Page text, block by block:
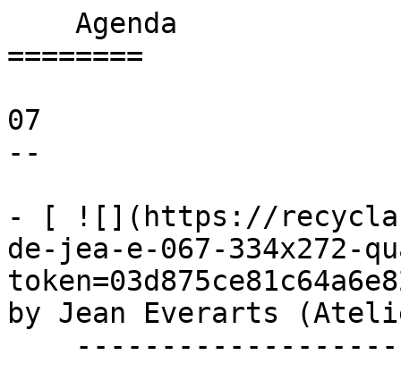
========
07
--
- [ ![](https://
de-jea-e-067-334x272-
by Jean Everarts